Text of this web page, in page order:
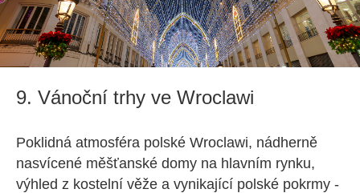
9. Vánoční trhy ve Wroclawi
Poklidná atmosféra polské Wroclawi, nádherně
nasvícené měšťanské domy na hlavním rynku,
výhled z kostelní věže a vynikající polské pokrmy -